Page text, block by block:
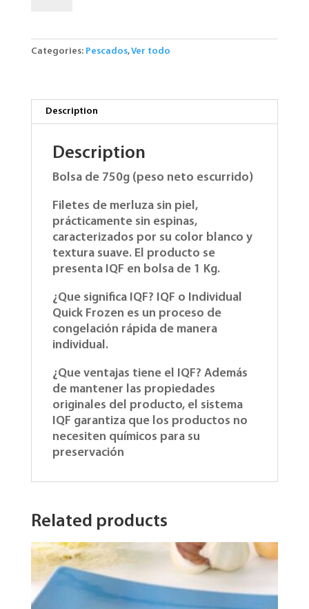
quantity
Categories: Pescados,Ver todo
Description
Description
Bolsa de 750g (peso neto escurrido)
Filetes de merluza sin piel,
prácticamente sin espinas,
caracterizados por su color blanco y
textura suave. El producto se
presenta IQF en bolsa de 1 Kg.
¿Que significa IQF? IQF o Individual
Quick Frozen es un proceso de
congelación rápida de manera
individual.
¿Que ventajas tiene el IQF? Además
de mantener las propiedades
originales del producto, el sistema
IQF garantiza que los productos no
necesiten químicos para su
preservación
Related products